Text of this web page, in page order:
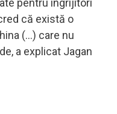
că există o
(...) care nu
a explicat Jagan